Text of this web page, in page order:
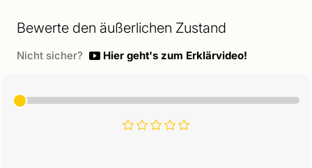
Bewerte den äußerlichen Zustand
Nicht sicher? Hier geht's zum Erklärvideo!